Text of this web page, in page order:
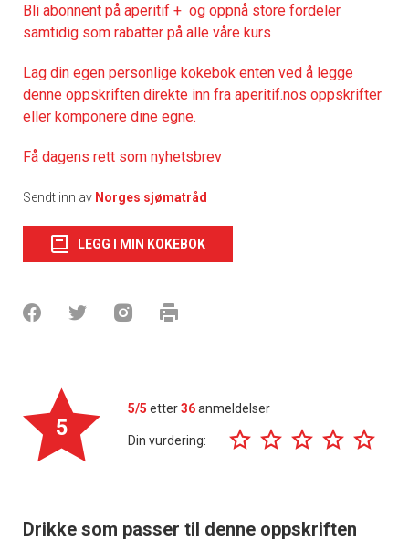
Bli abonnent på aperitif + og oppnå store fordeler
samtidig som rabatter på alle våre kurs
Lag din egen personlige kokebok enten ved å legge
denne oppskriften direkte inn fra aperitif.nos oppskrifter
eller komponere dine egne.
Få dagens rett som nyhetsbrev
Sendt inn av Norges sjømatråd
LEGG I MIN KOKEBOK
5
5/5 etter36anmeldelser
Din vurdering:
Drikke som passer til denne oppskriften